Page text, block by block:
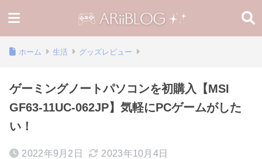
ホーム 生活 グッズレビュー
ゲーミングノートパソコンを初購入【MSI
GF63-11UC-062JP】気軽にPCゲームがした
い！
2022年9月2日 2023年10月4日